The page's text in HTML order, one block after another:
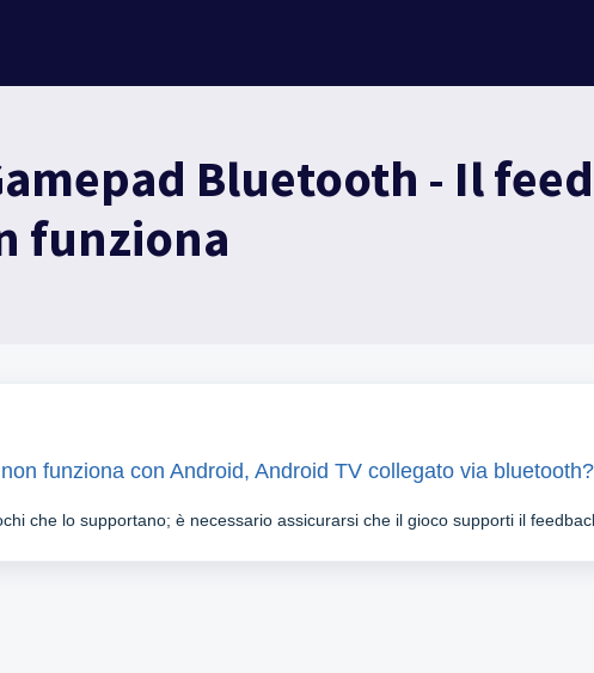
Bluetooth - Il
funziona
funziona con Android, Android TV collegato via bluetooth?
che lo supportano; è necessario assicurarsi che il gioco supporti il